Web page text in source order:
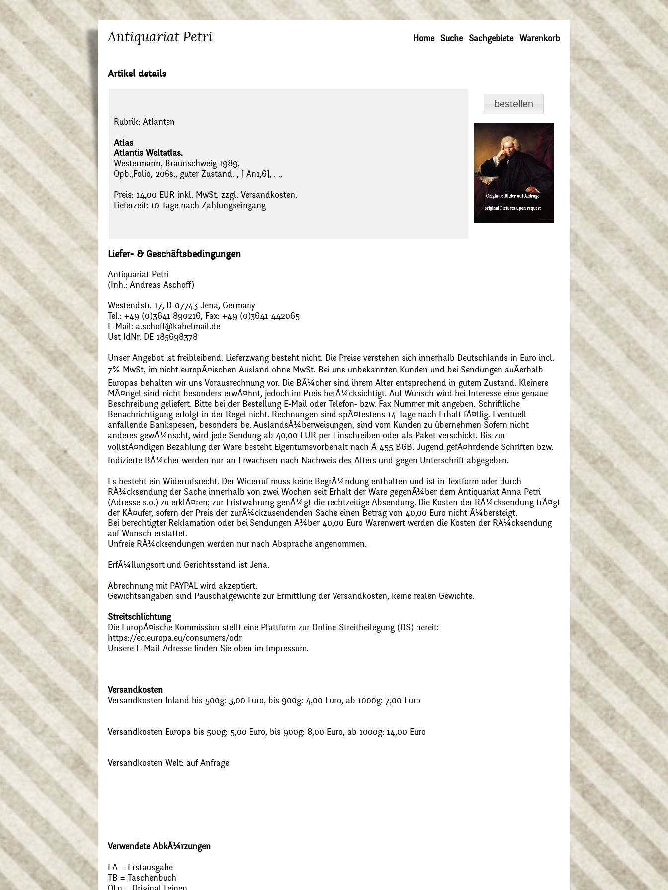
Antiquariat Petri Home Suche Sachgebiete Warenkorb
Artikel details
Rubrik: Atlanten
Atlas
Atlantis Weltatlas.
Westermann, Braunschweig 1989,
Opb.,Folio, 206s., guter Zustand. , [ An1,6], . .,
Preis: 14,00 EUR inkl. MwSt. zzgl. Versandkosten.
Lieferzeit: 10 Tage nach Zahlungseingang
Liefer- & Geschäftsbedingungen
Antiquariat Petri
(Inh.: Andreas Aschoff)
Westendstr. 17, D-07743 Jena, Germany
Tel.: +49 (0)3641 890216, Fax: +49 (0)3641 442065
E-Mail: a.schoff@kabelmail.de
Ust IdNr. DE 185698378
Unser Angebot ist freibleibend. Lieferzwang besteht nicht. Die Preise verstehen sich innerhalb Deutschlands in Euro incl.
7% MwSt, im nicht europÃ¤ischen Ausland ohne MwSt. Bei uns unbekannten Kunden und bei Sendungen auÃerhalb
Europas behalten wir uns Vorausrechnung vor. Die BÃ¼cher sind ihrem Alter entsprechend in gutem Zustand. Kleinere
MÃ¤ngel sind nicht besonders erwÃ¤hnt, jedoch im Preis berÃ¼cksichtigt. Auf Wunsch wird bei Interesse eine genaue
Beschreibung geliefert. Bitte bei der Bestellung E-Mail oder Telefon- bzw. Fax Nummer mit angeben. Schriftliche
Benachrichtigung erfolgt in der Regel nicht. Rechnungen sind spÃ¤testens 14 Tage nach Erhalt fÃ¤llig. Eventuell
anfallende Bankspesen, besonders bei AuslandsÃ¼berweisungen, sind vom Kunden zu übernehmen Sofern nicht
anderes gewÃ¼nscht, wird jede Sendung ab 40,00 EUR per Einschreiben oder als Paket verschickt. Bis zur
vollstÃ¤ndigen Bezahlung der Ware besteht Eigentumsvorbehalt nach Ã 455 BGB. Jugend gefÃ¤hrdende Schriften bzw.
Indizierte BÃ¼cher werden nur an Erwachsen nach Nachweis des Alters und gegen Unterschrift abgegeben.
Es besteht ein Widerrufsrecht. Der Widerruf muss keine BegrÃ¼ndung enthalten und ist in Textform oder durch
RÃ¼cksendung der Sache innerhalb von zwei Wochen seit Erhalt der Ware gegenÃ¼ber dem Antiquariat Anna Petri
(Adresse s.o.) zu erklÃ¤ren; zur Fristwahrung genÃ¼gt die rechtzeitige Absendung. Die Kosten der RÃ¼cksendung trÃ¤gt
der KÃ¤ufer, sofern der Preis der zurÃ¼ckzusendenden Sache einen Betrag von 40,00 Euro nicht Ã¼bersteigt.
Bei berechtigter Reklamation oder bei Sendungen Ã¼ber 40,00 Euro Warenwert werden die Kosten der RÃ¼cksendung
auf Wunsch erstattet.
Unfreie RÃ¼cksendungen werden nur nach Absprache angenommen.
ErfÃ¼llungsort und Gerichtsstand ist Jena.
Abrechnung mit PAYPAL wird akzeptiert.
Gewichtsangaben sind Pauschalgewichte zur Ermittlung der Versandkosten, keine realen Gewichte.
Streitschlichtung
Die EuropÃ¤ische Kommission stellt eine Plattform zur Online-Streitbeilegung (OS) bereit:
https://ec.europa.eu/consumers/odr
Unsere E-Mail-Adresse finden Sie oben im Impressum.
Versandkosten
Versandkosten Inland bis 500g: 3,00 Euro, bis 900g: 4,00 Euro, ab 1000g: 7,00 Euro
Versandkosten Europa bis 500g: 5,00 Euro, bis 900g: 8,00 Euro, ab 1000g: 14,00 Euro
Versandkosten Welt: auf Anfrage
Verwendete AbkÃ¼rzungen
EA = Erstausgabe
TB = Taschenbuch